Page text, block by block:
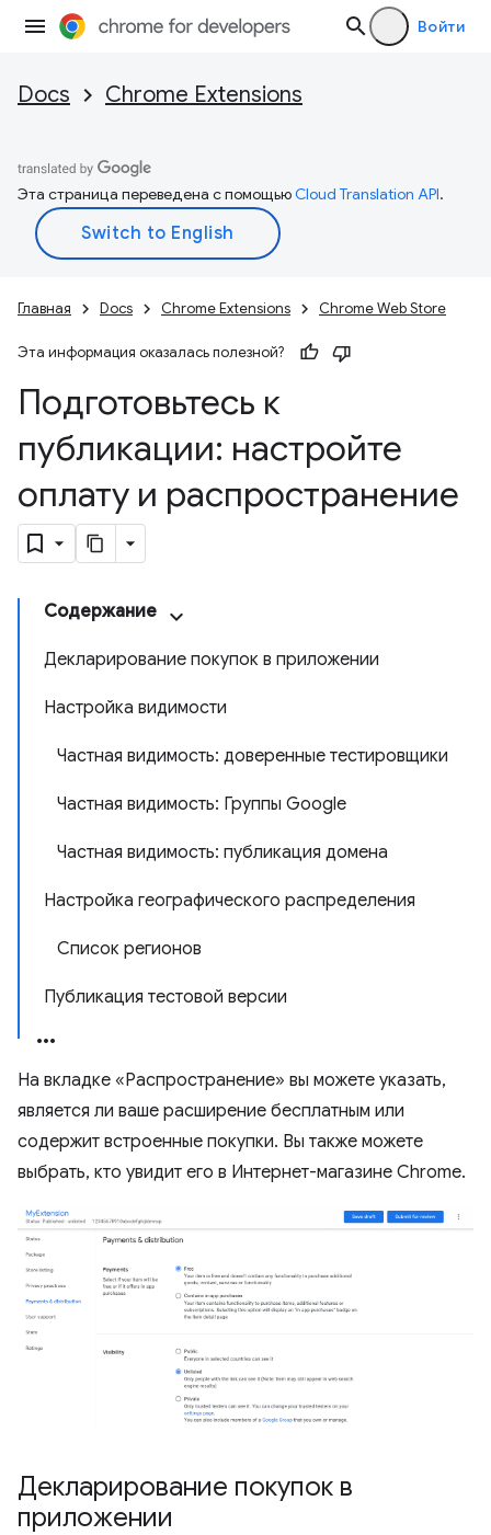
Войти
Docs Chrome Extensions
Эта страница переведена с помощьюCloud Translation API.
Главная Docs Chrome Extensions Chrome Web Store
Эта информация оказалась полезной?
Подготовьтесь к
публикации: настройте
оплату и распространение
Содержание
Декларирование покупок в приложении
Настройка видимости
Частная видимость: доверенные тестировщики
Частная видимость: Группы Google
Частная видимость: публикация домена
Настройка географического распределения
Список регионов
Публикация тестовой версии
На вкладке «Распространение» вы можете указать,
является ли ваше расширение бесплатным или
содержит встроенные покупки. Вы также можете
выбрать, кто увидит его в Интернет-магазине Chrome.
Декларирование покупок в
приложении